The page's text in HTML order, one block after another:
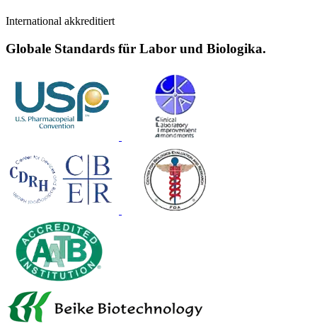
International akkreditiert
Globale Standards für Labor und Biologika.